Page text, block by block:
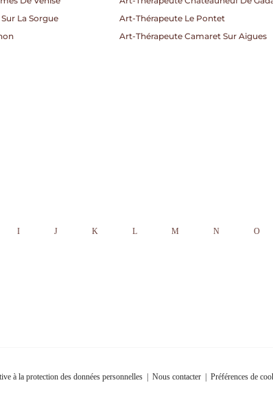
La Sorgue
Art-Thérapeute Le Pontet
Art-Thérapeute Camaret Sur Aigues
I J K L M N O
à la protection des données personnelles Nous contacter Préférences de